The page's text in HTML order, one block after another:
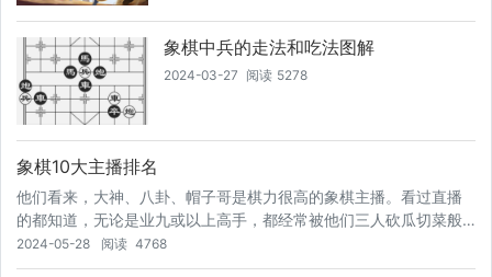
象棋中兵的走法和吃法图解
2024-03-27 阅读 5278
象棋10大主播排名
他们看来，大神、八卦、帽子哥是棋力很高的象棋主播。看过直播
的都知道，无论是业九或以上高手，都经常被他们三人砍瓜切菜般
拿捏。这三位象棋主播棋风迥异，并且棋力也有高低之分。在这部
分棋友内心里，大神的棋力最高，八卦次之，帽子哥排第三。据他
2024-05-28 阅读 4768